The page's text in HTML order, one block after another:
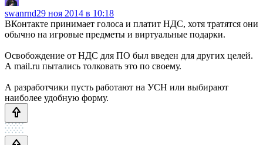
swanrnd29 ноя 2014 в 10:18
ВКонтакте принимает голоса и платит НДС, хотя тратятся они
обычно на игровые предметы и виртуальные подарки.
Освобождение от НДС для ПО был введен для других целей.
А mail.ru пытались толковать это по своему.
А разработчики пусть работают на УСН или выбирают
наиболее удобную форму.